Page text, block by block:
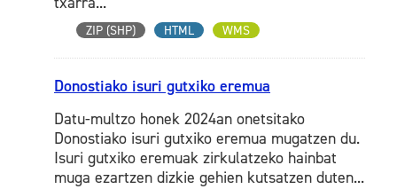
ZIP (SHP) HTML WMS
Donostiako isuri gutxiko eremua
Datu-multzo honek 2024an onetsitako
Donostiako isuri gutxiko eremua mugatzen du.
Isuri gutxiko eremuak zirkulatzeko hainbat
muga ezartzen dizkie gehien kutsatzen duten...